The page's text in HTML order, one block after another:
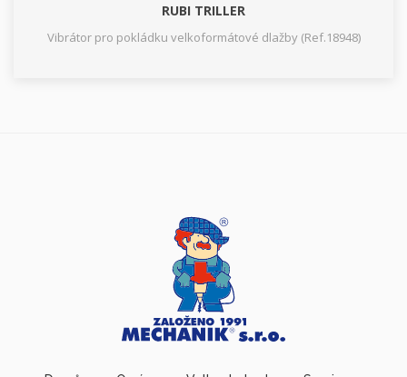
RUBI TRILLER
Vibrátor pro pokládku velkoformátové dlažby (Ref.18948)